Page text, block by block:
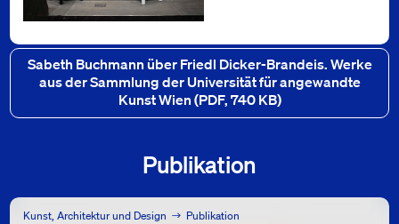
Kunstsammlung und Archiv, Universität für angewandte Kunst Wien, Foto: Lian Hannah Walter
Downloads
Sabeth Buchmann über Friedl Dicker-Brandeis. Werke
aus der Sammlung der Universität für angewandte
Kunst Wien (PDF, 740 KB)
Publikation
Kunst, Architektur und Design Publikation